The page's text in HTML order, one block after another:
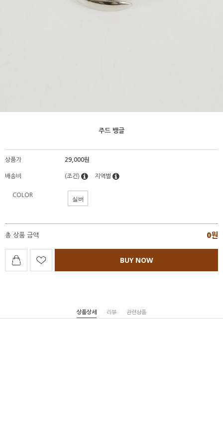
주드 뱅글
상품가 29,000원
배송비 (조건) 지역별
COLOR 실버
총 상품 금액 0원
BUY NOW
상품상세 리뷰 관련상품